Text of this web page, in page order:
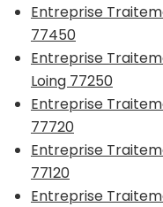
Entreprise
77450
Entreprise
Loing 77250
Entreprise
77720
Entreprise
77120
Entreprise